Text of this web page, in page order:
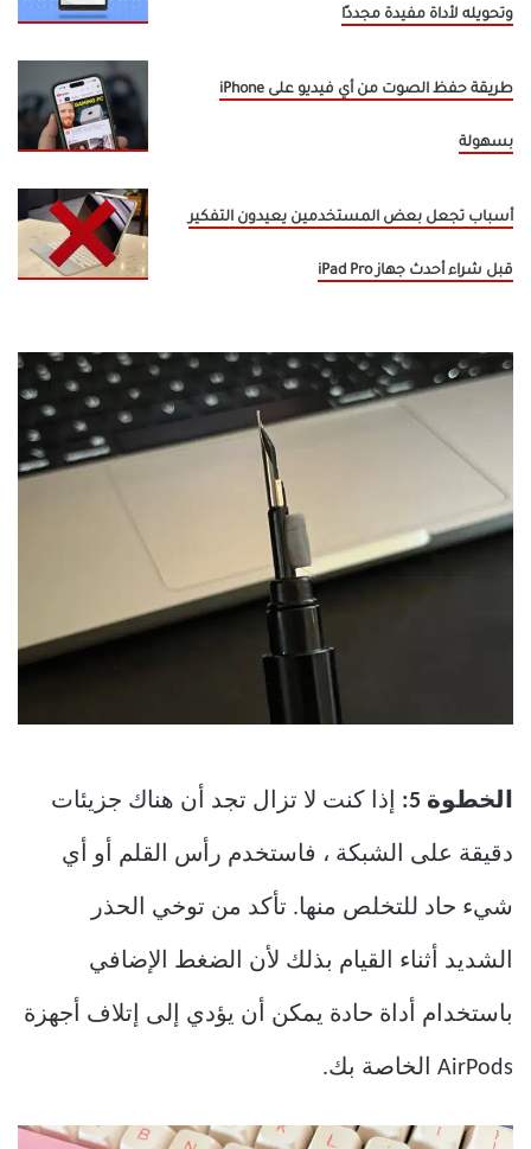
وتحويله لأداة مفيدة مجددًا
طريقة حفظ الصوت من أي فيديو على iPhone
بسهولة
أسباب تجعل بعض المستخدمين يعيدون التفكير
قبل شراء أحدث جهاز iPad Pro
الخطوة 5: إذا كنت لا تزال تجد أن هناك جزيئات
دقيقة على الشبكة ، فاستخدم رأس القلم أو أي
شيء حاد للتخلص منها. تأكد من توخي الحذر
الشديد أثناء القيام بذلك لأن الضغط الإضافي
باستخدام أداة حادة يمكن أن يؤدي إلى إتلاف أجهزة
AirPods الخاصة بك.